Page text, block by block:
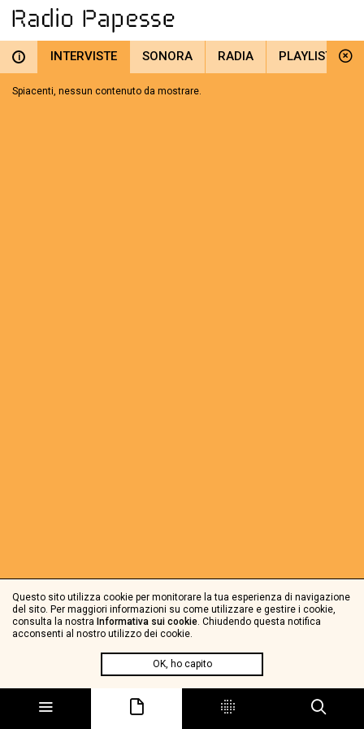
i INTERVISTE SONORA RADIA PLAYLIST
Spiacenti, nessun contenuto da mostrare.
Questo sito utilizza cookie per monitorare la tua esperienza di navigazione
del sito. Per maggiori informazioni su come utilizzare e gestire i cookie,
consulta la nostra Informativa sui cookie. Chiudendo questa notifica
acconsenti al nostro utilizzo dei cookie.
OK, ho capito